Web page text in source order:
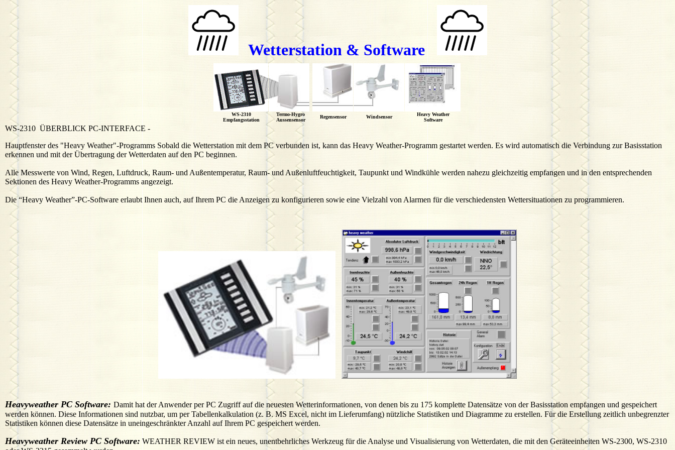
Wetterstation & Software
WS-2310
Empfangsstation
Termo-Hygro
Aussensensor
Regensensor Windsensor
Heavy Weather
Software
WS-2310 ÜBERBLICK PC-INTERFACE -
Hauptfenster des "Heavy Weather"-Programms Sobald die Wetterstation mit dem PC verbunden ist, kann das Heavy Weather-Programm gestartet werden. Es wird automatisch die Verbindung zur Basisstation
erkennen und mit der Übertragung der Wetterdaten auf den PC beginnen.
Alle Messwerte von Wind, Regen, Luftdruck, Raum- und Außentemperatur, Raum- und Außenluftfeuchtigkeit, Taupunkt und Windkühle werden nahezu gleichzeitig empfangen und in den entsprechenden
Sektionen des Heavy Weather-Programms angezeigt.
Die “Heavy Weather”-PC-Software erlaubt Ihnen auch, auf Ihrem PC die Anzeigen zu konfigurieren sowie eine Vielzahl von Alarmen für die verschiedensten Wettersituationen zu programmieren.
Heavyweather PC Software: Damit hat der Anwender per PC Zugriff auf die neuesten Wetterinformationen, von denen bis zu 175 komplette Datensätze von der Basisstation empfangen und gespeichert
werden können. Diese Informationen sind nutzbar, um per Tabellenkalkulation (z. B. MS Excel, nicht im Lieferumfang) nützliche Statistiken und Diagramme zu erstellen. Für die Erstellung zeitlich unbegrenzter
Statistiken können diese Datensätze in uneingeschränkter Anzahl auf Ihrem PC gespeichert werden.
Heavyweather Review PC Software: WEATHER REVIEW ist ein neues, unentbehrliches Werkzeug für die Analyse und Visualisierung von Wetterdaten, die mit den Geräteeinheiten WS-2300, WS-2310